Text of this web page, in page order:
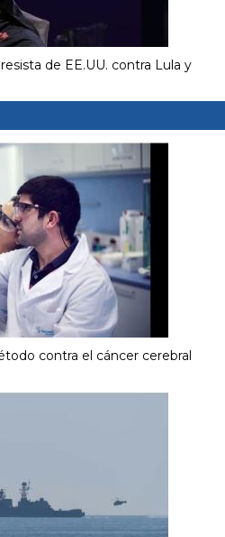
de EE.UU. contra Lula y
contra el cáncer cerebral